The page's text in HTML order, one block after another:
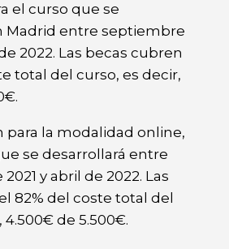
el curso que se
Madrid entre septiembre
2022. Las becas cubren
total del curso, es decir,
para la modalidad online,
se desarrollará entre
y abril de 2022. Las
82% del coste total del
de 5.500€.